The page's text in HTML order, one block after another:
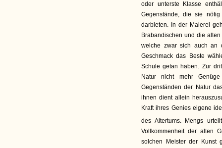
oder unterste Klasse
Gegenstände, die sie
darbieten. In der Malerei
Brabandischen und die
welche zwar sich auch an
Geschmack das Beste
Schule getan haben. Zur
Natur nicht mehr
Gegenständen der Natur
ihnen dient allein
Kraft ihres Genies eigene
des Altertums. Mengs
Vollkommenheit der alten
solchen Meister der Kunst